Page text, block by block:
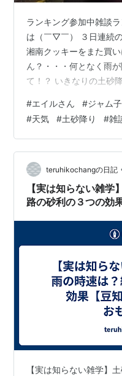
ランキング参加中雑談
は（￣▽￣） ３日連続
湘南クッキーをまた買
ん？・・・何となく雨
て！？ いきなりの土砂
た（－－； かと言って
ず・・・ 全身びしょ濡
神にアイセレシモノヨ
－； あー バイク乗りた
走るといつもこれだよ
なかったじゃん。たま
#エイルさん #ジャム
#天気 #土砂降り #雑
teruhikochangの日記
【実は知らない雑
路の砂利の３つの効
【実は知らない雑学】